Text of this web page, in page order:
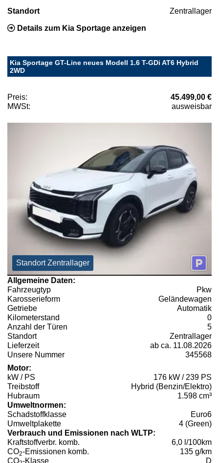
Standort Zentrallager
Details zum Kia Sportage anzeigen
Kia Sportage GT-Line neues Modell 1.6 T-GDi AT6 Hybrid
2WD
Preis:
45.499,00 €
MWSt:
ausweisbar
Standort Zentrallager
Allgemeine Daten:
Fahrzeugtyp
Pkw
Karosserieform
Geländewagen
Getriebe
Automatik
Kilometerstand
0
Anzahl der Türen
5
Standort
Zentrallager
Lieferzeit
ab ca. 11.08.2026
Unsere Nummer
345568
Motor:
kW / PS
176 kW / 239 PS
Treibstoff
Hybrid (Benzin/Elektro)
Hubraum
1.598 cm³
Umweltnormen:
Schadstoffklasse
Euro6
Umweltplakette
4 (Green)
Verbrauch und Emissionen nach WLTP:
Kraftstoffverbr. komb.
6,0 l/100km
CO2-Emissionen komb.
135 g/km
CO -Klasse D